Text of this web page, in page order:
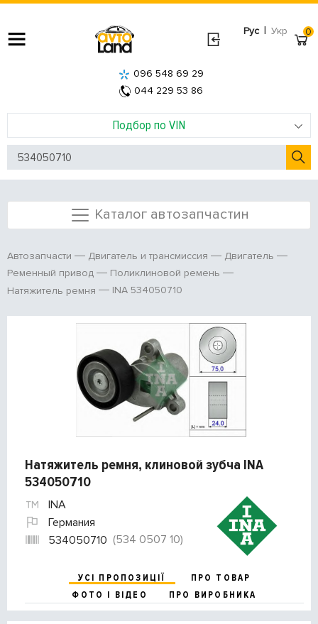
Рус | Укр
Подбор по VIN
096 548 69 29
044 229 53 86
0
Каталог автозапчастин
Автозапчасти Двигатель и трансмиссия
Двигатель
Ременный привод
Поликлиновой ремень
Натяжитель ремня
INA 534050710
Натяжитель ремня, клиновой зубча INA
534050710
INA
Германия
534050710 (534 0507 10)
УСІ ПРОПОЗИЦІЇ
ПРО ТОВАР
ФОТО І ВІДЕО
ПРО ВИРОБНИКА